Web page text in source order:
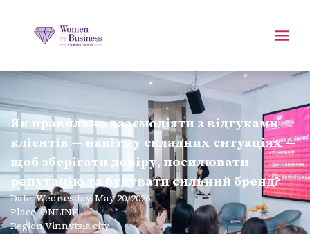
Як правильно взаємодіяти з відгуками
клієнтів — навіть у складних ситуаціях —
щоб зберігати довіру, посилювати
репутацію та будувати сильний бренд?
Date:Wednesday, May 20, 2026
Place:ONLINE
Region:Vinnytsia city